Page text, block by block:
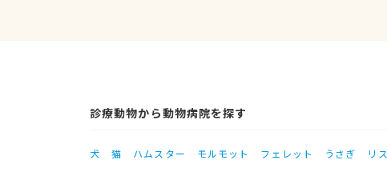
診療動物から動物病院を探す
犬 猫 ハムスター モルモット フェレット うさぎ リス